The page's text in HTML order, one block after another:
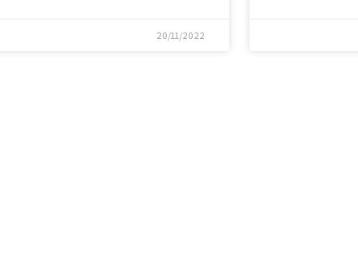
20/11/2022